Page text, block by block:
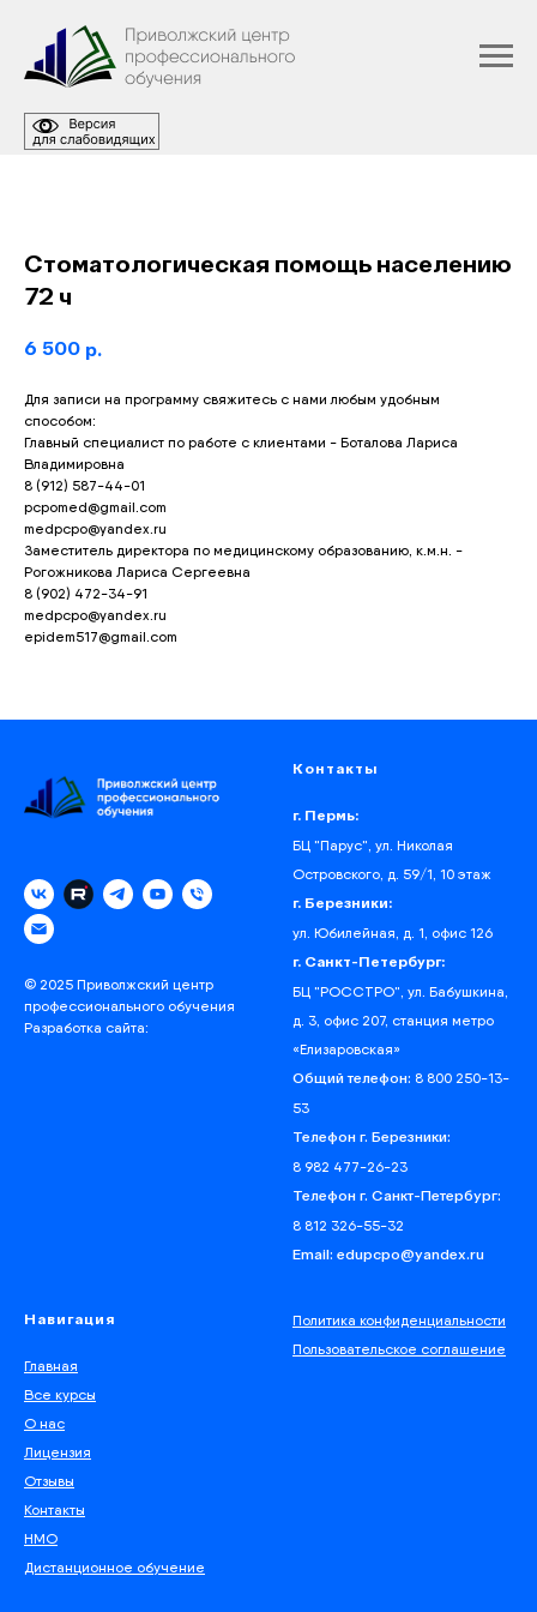
Стоматологическая помощь населению
72 ч
6 500 р.
Для записи на программу свяжитесь с нами любым удобным
способом:
Главный специалист по работе с клиентами - Боталова Лариса
Владимировна
8 (912) 587-44-01
pcpomed@gmail.com
medpcpo@yandex.ru
Заместитель директора по медицинскому образованию, к.м.н. -
Рогожникова Лариса Сергеевна
8 (902) 472-34-91
medpcpo@yandex.ru
epidem517@gmail.com
© 2025 Приволжский центр
профессионального обучения
Разработка сайта:
Контакты
г. Пермь:
БЦ "Парус", ул. Николая
Островского, д. 59/1, 10 этаж
г. Березники:
ул. Юбилейная, д. 1, офис 126
г. Санкт-Петербург:
БЦ "РОССТРО", ул. Бабушкина,
д. 3, офис 207, станция метро
«‎Елизаровская»
Общий телефон: 8 800 250-13-
53
Телефон г. Березники:
8 982 477-26-23
Телефон г. Санкт-Петербург:
8 812 326-55-32
Email: edupcpo@yandex.ru
Навигация
Главная
Все курсы
О нас
Лицензия
Отзывы
Контакты
НМО
Дистанционное обучение
Политика конфиденциальности
Пользовательское соглашение